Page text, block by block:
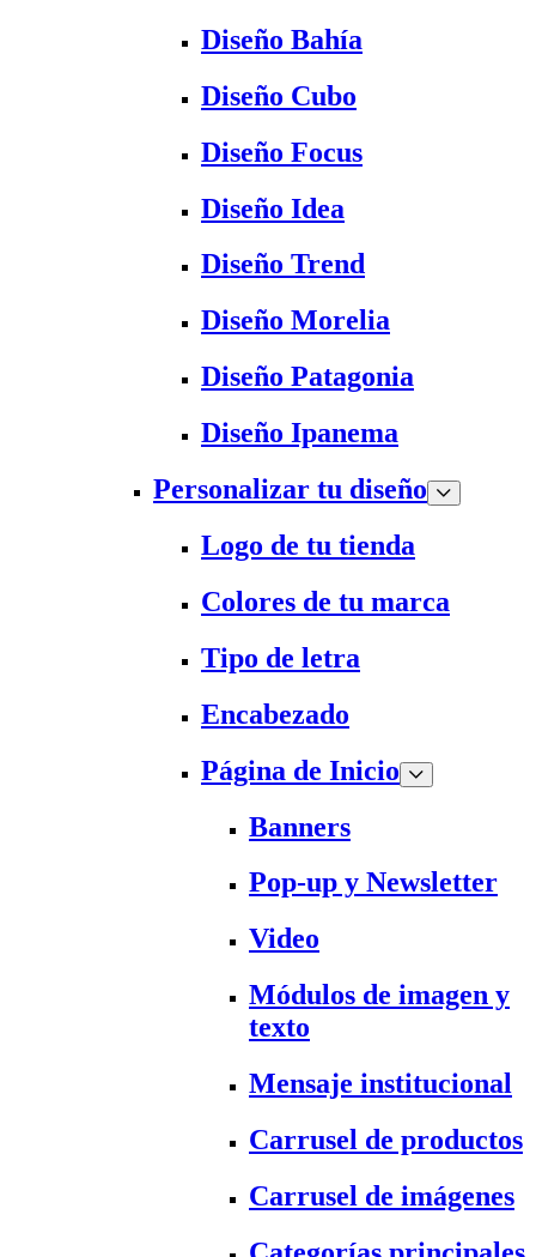
Diseño Bahía
Diseño Cubo
Diseño Focus
Diseño Idea
Diseño Trend
Diseño Morelia
Diseño Patagonia
Diseño Ipanema
Personalizar tu diseño
Logo de tu tienda
Colores de tu marca
Tipo de letra
Encabezado
Página de Inicio
Banners
Pop-up y Newsletter
Video
Módulos de imagen y
texto
Mensaje institucional
Carrusel de productos
Carrusel de imágenes